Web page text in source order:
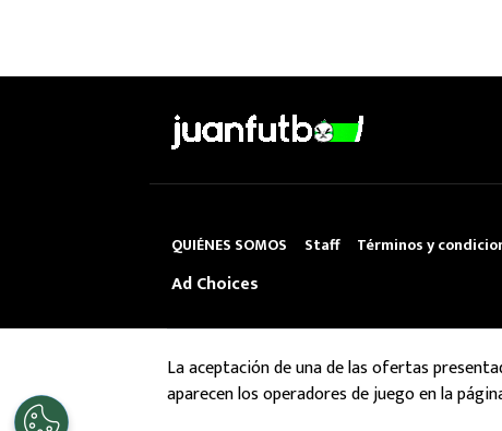
QUIÉNES SOMOS Staff Términos y
Ad Choices
La aceptación de una de las ofertas
aparecen los operadores de juego en la